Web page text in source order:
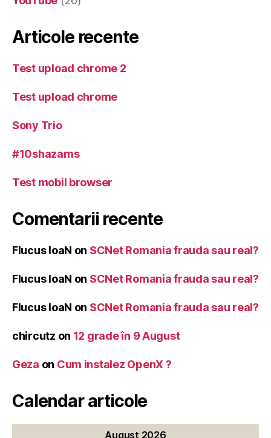
Articole recente
Test upload chrome 2
Test upload chrome
Sony Trio
#10shazams
Test mobil browser
Comentarii recente
Flucus IoaN on SCNet Romania frauda sau real?
Flucus IoaN on SCNet Romania frauda sau real?
Flucus IoaN on SCNet Romania frauda sau real?
chircutz on 12 grade în 9 August
Geza on Cum instalez OpenX ?
Calendar articole
August 2026